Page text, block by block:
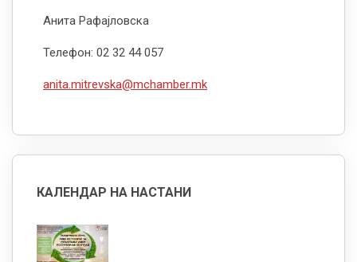
Анита Рафајловска
Телефон: 02 32 44 057
anita.mitrevska@mchamber.mk
КАЛЕНДАР НА НАСТАНИ